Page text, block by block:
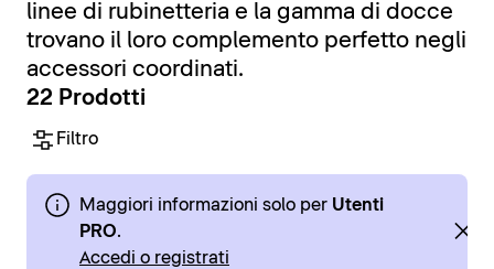
linee di rubinetteria e la gamma di docce
trovano il loro complemento perfetto negli
accessori coordinati.
22 Prodotti
Filtro
Maggiori informazioni solo per Utenti
PRO.
Accedi o registrati